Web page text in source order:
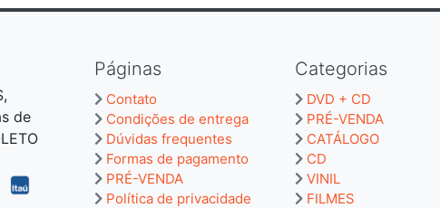
Páginas
Contato
Condições de entrega
Dúvidas frequentes
Formas de pagamento
PRÉ-VENDA
Política de privacidade
Categorias
DVD + CD
PRÉ-VENDA
CATÁLOGO
CD
VINIL
FILMES
de